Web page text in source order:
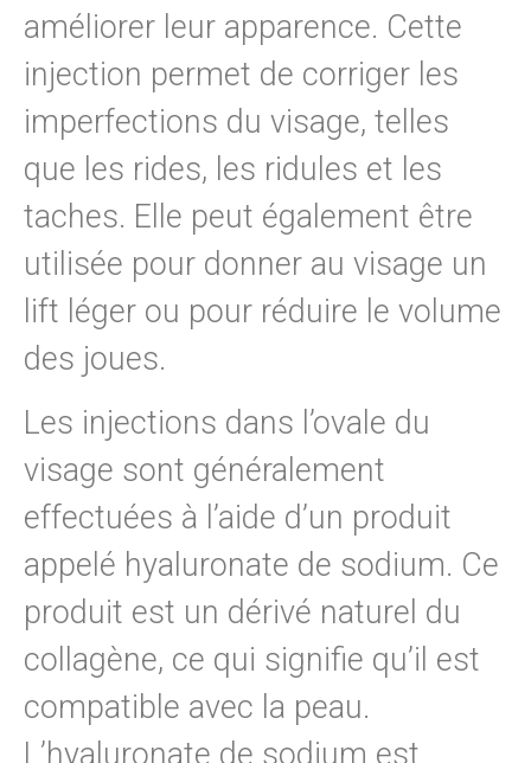
améliorer leur apparence. Cette
injection permet de corriger les
imperfections du visage, telles
que les rides, les ridules et les
taches. Elle peut également être
utilisée pour donner au visage un
lift léger ou pour réduire le volume
des joues.
Les injections dans l’ovale du
visage sont généralement
effectuées à l’aide d’un produit
appelé hyaluronate de sodium. Ce
produit est un dérivé naturel du
collagène, ce qui signifie qu’il est
compatible avec la peau.
L’hyaluronate de sodium est